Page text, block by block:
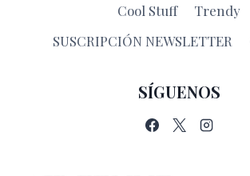
Cool Stuff
Trendy
SUSCRIPCIÓN NEWSLETTER
SÍGUENOS